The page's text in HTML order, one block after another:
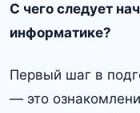
С чего следует
информатике?
Первый шаг в
— это